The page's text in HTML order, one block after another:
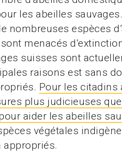
les abeilles
nombreuses espèces
menacés
suisses sont
raisons est sans
Pour les citadins
plus judicieuses que
aider les abeilles
végétales